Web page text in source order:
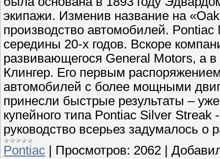
экипажи. Изменив название на
производство автомобилей.
середины 20-х годов. Вскоре
развивающегося General Motors, а
Клингер. Его первым
автомобилей с более мощными
принесли быстрые результаты –
купейного типа Pontiac Silver
руководство всерьез задумалось о
Pontiac
Просмотров: 2062